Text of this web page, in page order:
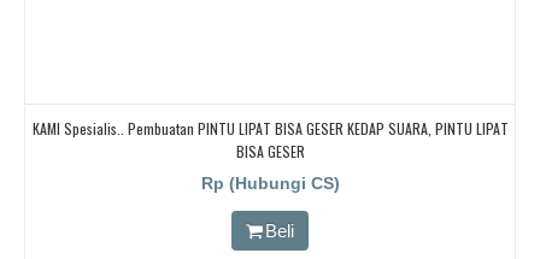
KAMI Spesialis.. Pembuatan PINTU LIPAT BISA GESER KEDAP SUARA, PINTU LIPAT
BISA GESER
Rp (Hubungi CS)
Beli